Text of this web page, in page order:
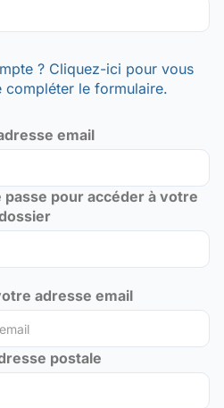
? Cliquez-ici pour vous
compléter le formulaire.
email
pour accéder à votre
adresse email
postale